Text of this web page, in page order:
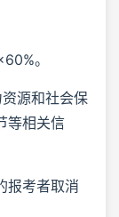
。
源和社会保
等相关信
报考者取消